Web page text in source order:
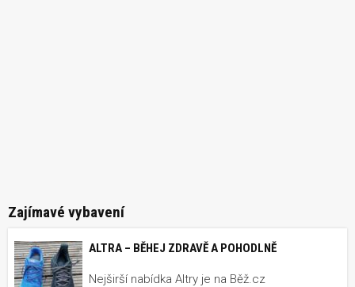
Zajímavé vybavení
ALTRA – BĚHEJ ZDRAVĚ A POHODLNĚ
Nejširší nabídka Altry je na Běž.cz